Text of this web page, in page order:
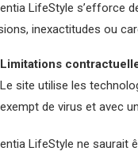
LifeStyle s’efforce
inexactitudes ou
Limitations
Le site utilise les
exempt de virus et avec
LifeStyle ne saurait